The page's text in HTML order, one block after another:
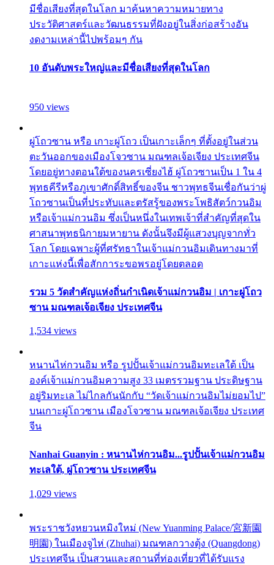
มีชื่อเสียงที่สุดในโลก มาค้นหาความหมายทาง
ประวัติศาสตร์และวัฒนธรรมที่ฝังอยู่ในสิ่งก่อสร้างอัน
งดงามเหล่านี้ไปพร้อมๆ กัน
10 อันดับพระใหญ่และมีชื่อเสียงที่สุดในโลก
950 views
ผู่โถวซาน หรือ เกาะผู่โถว เป็นเกาะเล็กๆ ที่ตั้งอยู่ในส่วน
ตะวันออกของเมืองโจวซาน มณฑลเจ้อเจียง ประเทศจีน
โดยอยู่ทางตอนใต้ของนครเซี่ยงไฮ้ ผู่โถวซานเป็น 1 ใน 4
พุทธคีรีหรือภูเขาศักดิ์สิทธิ์ของจีน ชาวพุทธจีนเชื่อกันว่าผู่
โถวซานเป็นที่ประทับและตรัสรู้ของพระโพธิสัตว์กวนอิม
หรือเจ้าแม่กวนอิม ซึ่งเป็นหนึ่งในเทพเจ้าที่สำคัญที่สุดใน
ศาสนาพุทธนิกายมหายาน ดังนั้นจึงมีผู้แสวงบุญจากทั่ว
โลก โดยเฉพาะผู้ที่ศรัทธาในเจ้าแม่กวนอิมเดินทางมาที่
เกาะแห่งนี้เพื่อสักการะขอพรอยู่โดยตลอด
รวม 5 วัดสำคัญแห่งถิ่นกำเนิดเจ้าแม่กวนอิม | เกาะผู่โถว
ซาน มณฑลเจ้อเจียง ประเทศจีน
1,534 views
หนานไห่กวนอิม หรือ รูปปั้นเจ้าแม่กวนอิมทะเลใต้ เป็น
องค์เจ้าแม่กวนอิมความสูง 33 เมตรรวมฐาน ประดิษฐาน
อยู่ริมทะเล ไม่ไกลกันนักกับ “วัดเจ้าแม่กวนอิมไม่ยอมไป”
บนเกาะผู่โถวซาน เมืองโจวซาน มณฑลเจ้อเจียง ประเทศ
จีน
Nanhai Guanyin : หนานไห่กวนอิม...รูปปั้นเจ้าแม่กวนอิม
ทะเลใต้, ผู่โถวซาน ประเทศจีน
1,029 views
พระราชวังหยวนหมิงใหม่ (New Yuanming Palace/宮新園
明園) ในเมืองจูไห่ (Zhuhai) มณฑลกวางตุ้ง (Quangdong)
ประเทศจีน เป็นสวนและสถานที่ท่องเที่ยวที่ได้รับแรง